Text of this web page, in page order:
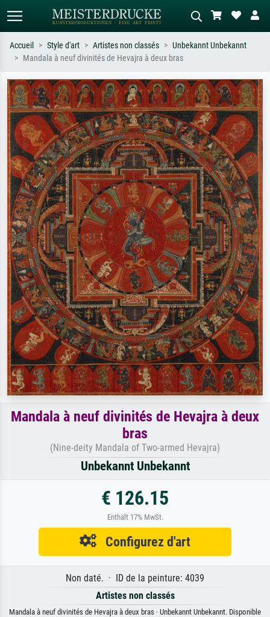
Recherchez par artiste, titre ou style –
ex. Monet, Nuit étoilée,
impressionnisme, vague de Hokusai,
nu.
Décrivez la scène – ex. prairie verte,
abstrait avec beaucoup de rouge,
tableau sombre, nu debout près d'un
arbre.
Accueil Style d'art Artistes non classés
Unbekannt Unbekannt
Mandala à neuf divinités de Hevajra à deux bras
Mandala à neuf divinités de Hevajra à deux
bras
(Nine-deity Mandala of Two-armed Hevajra)
Unbekannt Unbekannt
€ 126.15
Enthält 17% MwSt.
Configurez d'art
Non daté. · ID de la peinture: 4039
Artistes non classés
Mandala à neuf divinités de Hevajra à deux bras · Unbekannt Unbekannt. Disponible